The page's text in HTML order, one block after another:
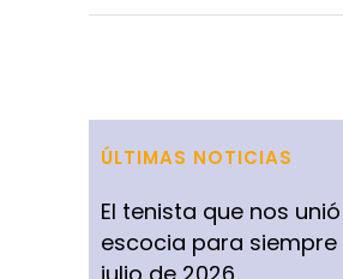
ÚLTIMAS NOTICIAS
El tenista que nos
escocia para siempre